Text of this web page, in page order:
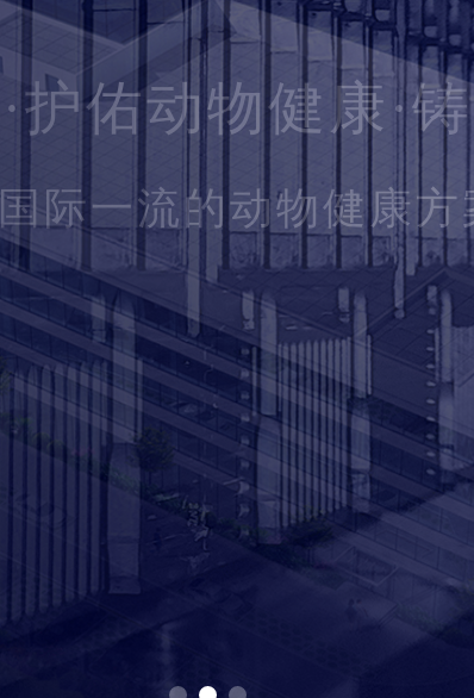
科星药业
领跑兽药创新时代